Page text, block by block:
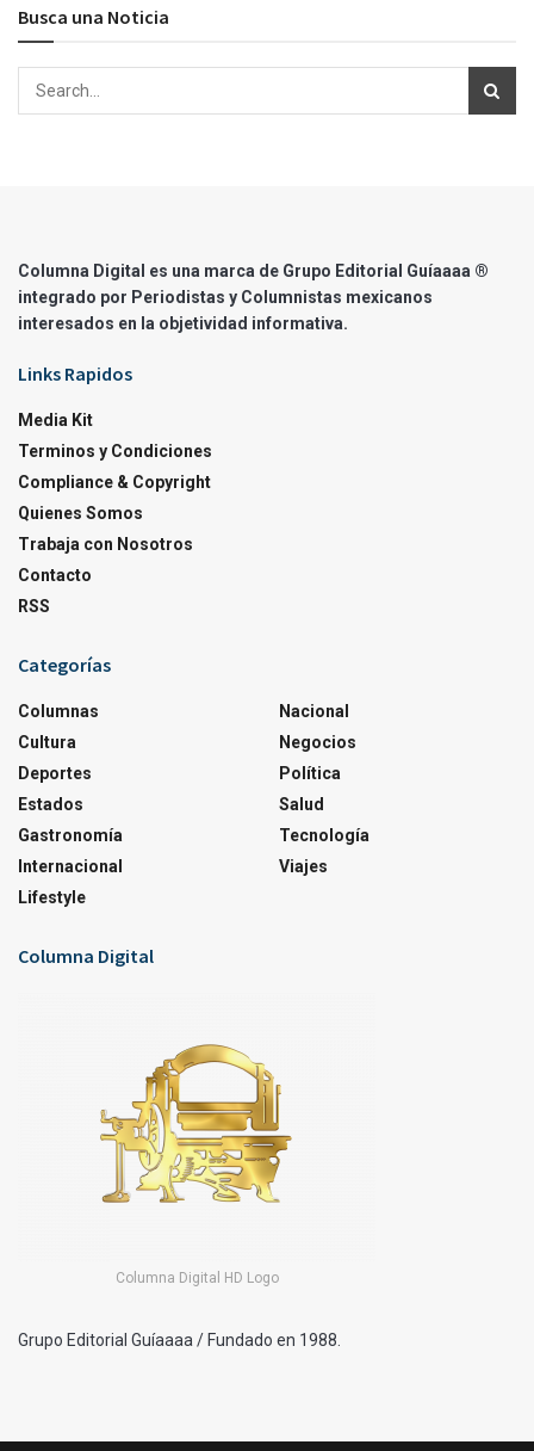
Busca una Noticia
Columna Digital es una marca de Grupo Editorial Guíaaaa ®
integrado por Periodistas y Columnistas mexicanos
interesados en la objetividad informativa.
Links Rapidos
Media Kit
Terminos y Condiciones
Compliance & Copyright
Quienes Somos
Trabaja con Nosotros
Contacto
RSS
Categorías
Columnas
Cultura
Deportes
Estados
Gastronomía
Internacional
Lifestyle
Nacional
Negocios
Política
Salud
Tecnología
Viajes
Columna Digital
Columna Digital HD Logo
Grupo Editorial Guíaaaa / Fundado en 1988.